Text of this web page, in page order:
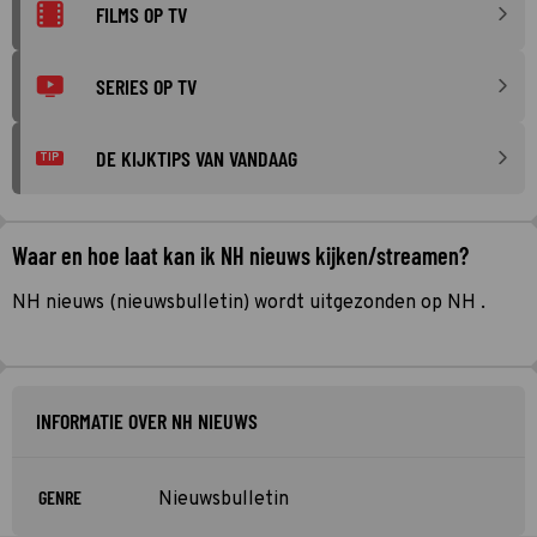
FILMS OP TV
SERIES OP TV
TIP DE KIJKTIPS VAN VANDAAG
Waar en hoe laat kan ik NH nieuws kijken/streamen?
NH nieuws (nieuwsbulletin) wordt uitgezonden op NH .
INFORMATIE OVER NH NIEUWS
GENRE Nieuwsbulletin